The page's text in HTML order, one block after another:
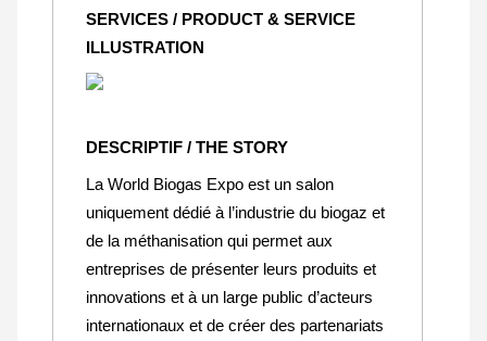
SERVICES / PRODUCT & SERVICE
ILLUSTRATION
DESCRIPTIF / THE STORY
La World Biogas Expo est un salon
uniquement dédié à l’industrie du biogaz et
de la méthanisation qui permet aux
entreprises de présenter leurs produits et
innovations et à un large public d’acteurs
internationaux et de créer des partenariats